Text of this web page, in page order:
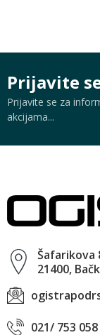
Prijavite
Prijavite se za
akcijama...
Šafarikova
21400,
021/ 753 058